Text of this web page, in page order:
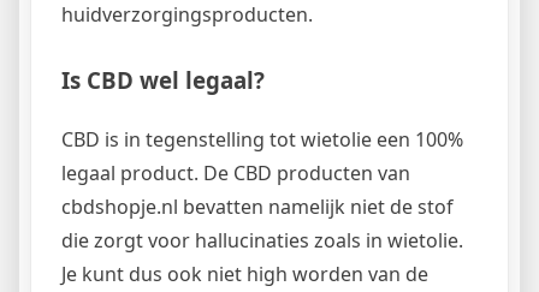
huidverzorgingsproducten.
Is CBD wel legaal?
CBD is in tegenstelling tot wietolie een 100%
legaal product. De CBD producten van
cbdshopje.nl bevatten namelijk niet de stof
die zorgt voor hallucinaties zoals in wietolie.
Je kunt dus ook niet high worden van de